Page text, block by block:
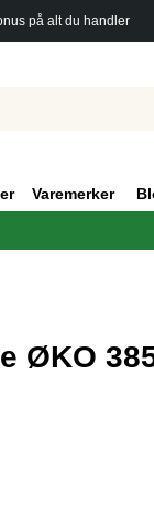
på alt du handler
Varemerker
ØKO